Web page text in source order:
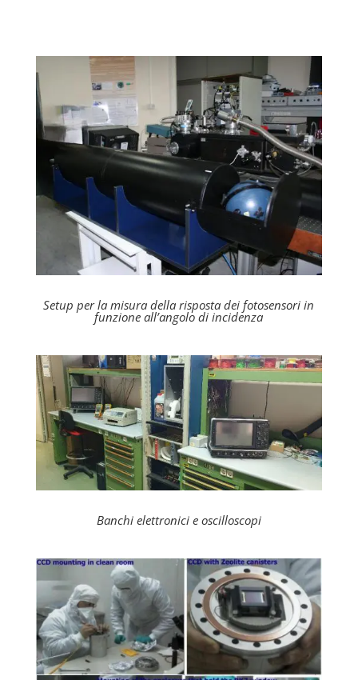
Setup per la misura della risposta dei fotosensori in
funzione all’angolo di incidenza
Banchi elettronici e oscilloscopi